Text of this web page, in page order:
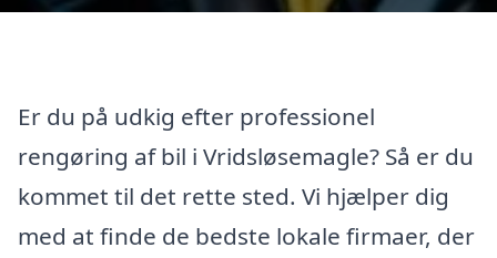
Er du på udkig efter professionel
rengøring af bil i Vridsløsemagle? Så er du
kommet til det rette sted. Vi hjælper dig
med at finde de bedste lokale firmaer, der